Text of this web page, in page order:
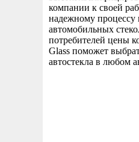
компании к своей
надежному процессу
автомобильных
потребителей цены
Glass поможет
автостекла в любом